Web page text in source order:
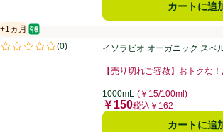
カートに追
イソラビオ オーガニック スペルト小麦ミルク 1L
+1ヵ月
賞味・消費期限保証：1ヵ月
オーガニック/有機
(0)
評価は0件のレビューで5点中0.0点。イソラビオ オーガニック スペ
【売り切れご容赦】おトクな
1000mL (￥15/100ml)
価格
￥150税込￥162
カートに追